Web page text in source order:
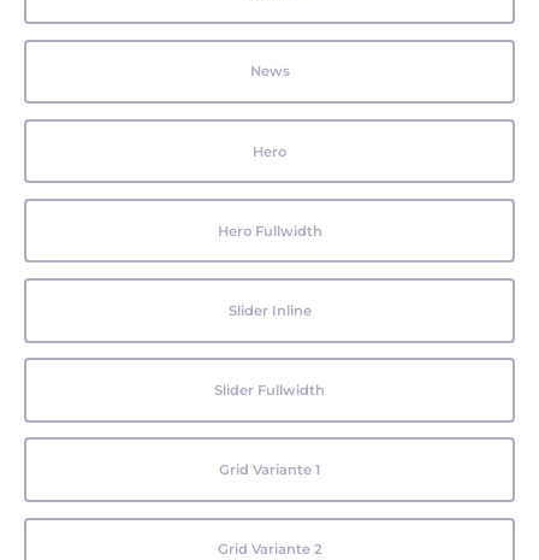
News
Hero
Hero Fullwidth
Slider Inline
Slider Fullwidth
Grid Variante 1
Grid Variante 2